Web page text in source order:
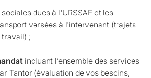
dues à l'URSSAF et les
versées à l'intervenant (trajets
;
incluant l’ensemble des services
Tantor (évaluation de vos besoins,